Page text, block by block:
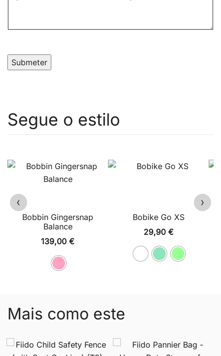
Submeter
‹
Bobbin Gingersnap
Balance
139,00 €
Bobike Go XS
29,90 €
›
Mais como este